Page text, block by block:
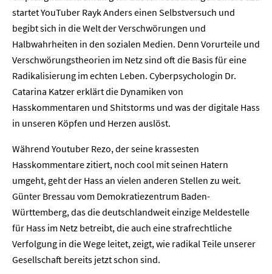
startet YouTuber Rayk Anders einen Selbstversuch und
begibt sich in die Welt der Verschwörungen und
Halbwahrheiten in den sozialen Medien. Denn Vorurteile und
Verschwörungstheorien im Netz sind oft die Basis für eine
Radikalisierung im echten Leben. Cyberpsychologin Dr.
Catarina Katzer erklärt die Dynamiken von
Hasskommentaren und Shitstorms und was der digitale Hass
in unseren Köpfen und Herzen auslöst.
Während Youtuber Rezo, der seine krassesten
Hasskommentare zitiert, noch cool mit seinen Hatern
umgeht, geht der Hass an vielen anderen Stellen zu weit.
Günter Bressau vom Demokratiezentrum Baden-
Württemberg, das die deutschlandweit einzige Meldestelle
für Hass im Netz betreibt, die auch eine strafrechtliche
Verfolgung in die Wege leitet, zeigt, wie radikal Teile unserer
Gesellschaft bereits jetzt schon sind.